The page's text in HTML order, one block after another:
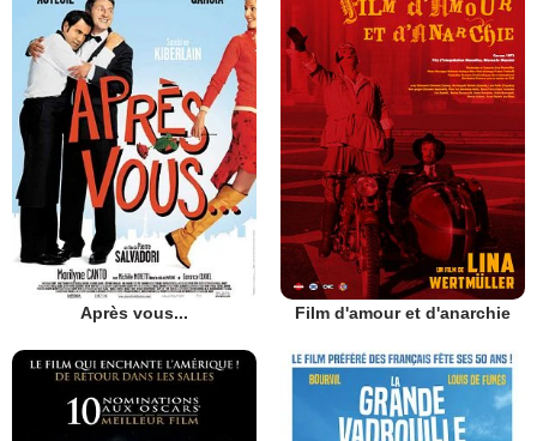
Après vous... Film d'amour et d'anarchie